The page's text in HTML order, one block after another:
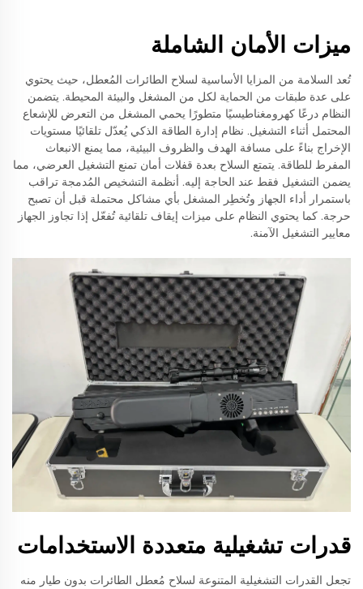
ميزات الأمان الشاملة
تُعد السلامة من المزايا الأساسية لسلاح الطائرات المُعطل، حيث يحتوي
على عدة طبقات من الحماية لكل من المشغل والبيئة المحيطة. يتضمن
النظام درعًا كهرومغناطيسيًا متطورًا يحمي المشغل من التعرض للإشعاع
المحتمل أثناء التشغيل. نظام إدارة الطاقة الذكي يُعدّل تلقائيًا مستويات
الإخراج بناءً على مسافة الهدف والظروف البيئية، مما يمنع الانبعاث
المفرط للطاقة. يتمتع السلاح بعدة قفلات أمان تمنع التشغيل العرضي، مما
يضمن التشغيل فقط عند الحاجة إليه. أنظمة التشخيص المُدمجة تراقب
باستمرار أداء الجهاز وتُخطِر المشغل بأي مشاكل محتملة قبل أن تصبح
حرجة. كما يحتوي النظام على ميزات إيقاف تلقائية تُفعّل إذا تجاوز الجهاز
معايير التشغيل الآمنة.
قدرات تشغيلية متعددة الاستخدامات
تجعل القدرات التشغيلية المتنوعة لسلاح مُعطل الطائرات بدون طيار منه